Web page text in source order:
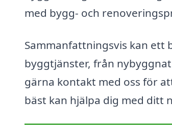
med bygg- och
Sammanfattningsvis kan ett
byggtjänster, från
gärna kontakt med oss för
bäst kan hjälpa dig med ditt